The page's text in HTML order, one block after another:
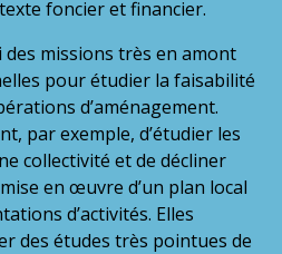
foncier et financier.
des missions très en amont
pour étudier la faisabilité
d’aménagement.
par exemple, d’étudier les
collectivité et de décliner
en œuvre d’un plan local
d’activités. Elles
des études très pointues de